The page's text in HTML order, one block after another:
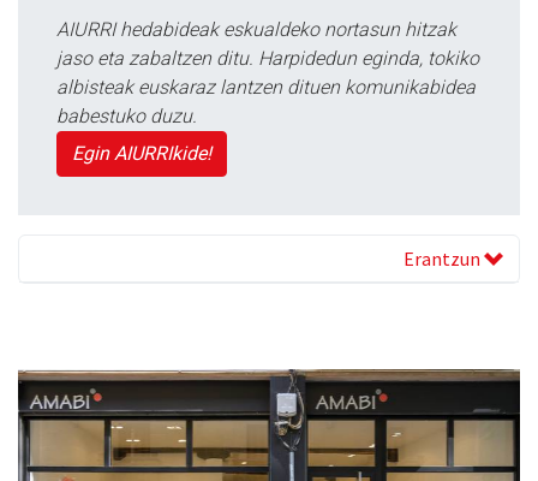
AIURRI hedabideak eskualdeko nortasun hitzak
jaso eta zabaltzen ditu. Harpidedun eginda, tokiko
albisteak euskaraz lantzen dituen komunikabidea
babestuko duzu.
Egin AIURRIkide!
Erantzun